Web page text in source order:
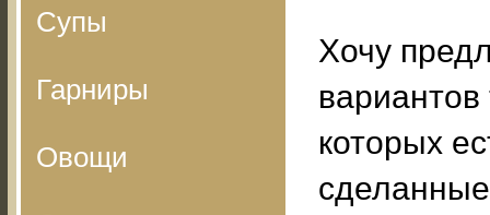
Супы
Гарниры
Овощи
Хочу
вариантов
которых